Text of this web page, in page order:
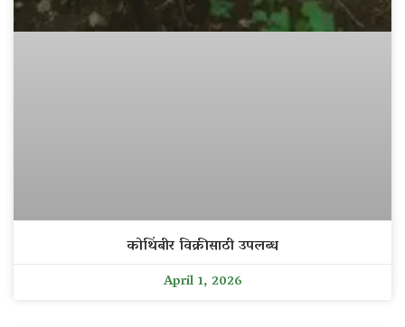
कोथिंबीर विक्रीसाठी उपलब्ध
April 1, 2026